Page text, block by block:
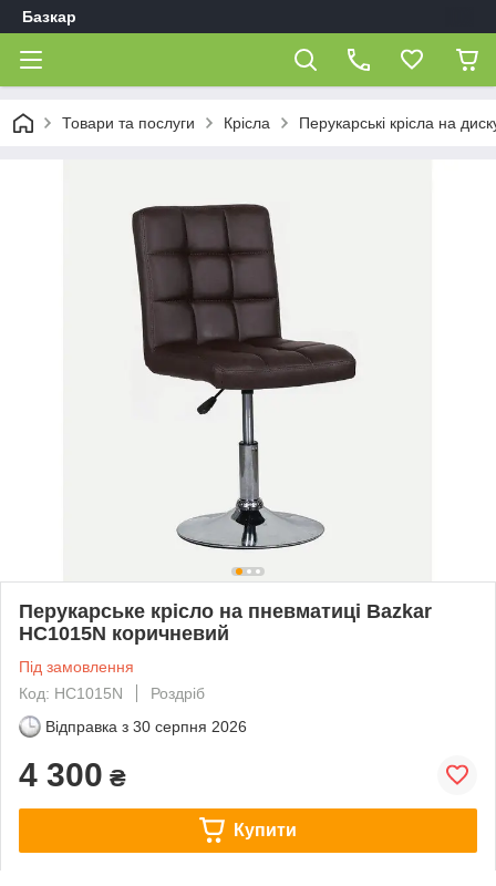
Базкар
Товари та послуги Крісла Перукарські крісла на
Перукарське крісло на пневматиці Bazkar
HC1015N коричневий
Під замовлення
Код: HC1015N
Роздріб
Відправка з 30 серпня 2026
4 300 ₴
Купити